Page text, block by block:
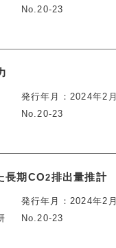
No.20-23
発行年月
2024年2月
No.20-23
長期CO2排出量推計
発行年月
2024年2月
No.20-23